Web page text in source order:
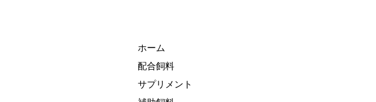
ホーム
配合飼料
サプリメント